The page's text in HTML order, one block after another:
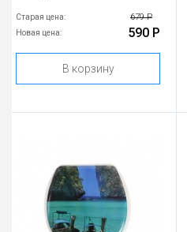
Старая цена: 679 Р
Новая цена: 590 Р
В корзину